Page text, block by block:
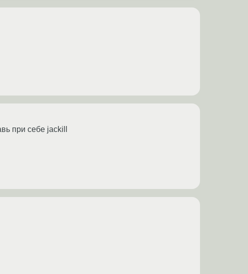
при себе jackill